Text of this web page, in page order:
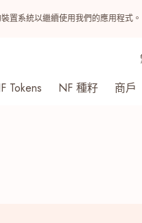
置系統以繼續使用我們的應用程式。
Tokens NF 種籽 商戶